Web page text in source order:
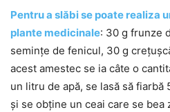
Pentru a slăbi se poate realiza
plante medicinale: 30 g frunze
semințe de fenicul, 30 g
acest amestec se ia câte o
un litru de apă, se lasă să
și se obține un ceai care se bea